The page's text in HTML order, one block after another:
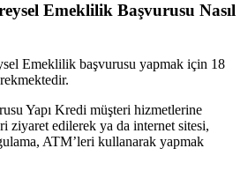
Emeklilik Başvurusu Nasıl
Emeklilik başvurusu yapmak için 18
Yapı Kredi müşteri hizmetlerine
ziyaret edilerek ya da internet sitesi,
ATM’leri kullanarak yapmak